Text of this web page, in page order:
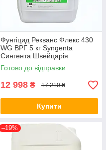
Фунгіцид Рекванс Флекс 430
WG ВРГ 5 кг Syngenta
Сингента Швейцарія
Готово до відправки
12 998 ₴ 17 210 ₴
Купити
–19%